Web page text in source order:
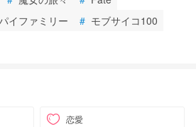
イファミリー # モブサイコ100
恋愛